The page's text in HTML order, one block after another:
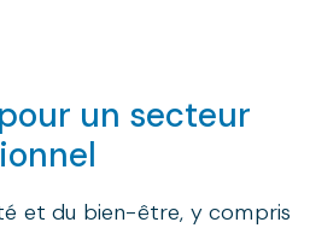
un secteur
et du bien-être, y compris